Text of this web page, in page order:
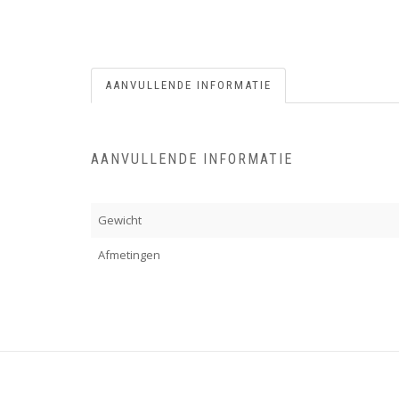
AANVULLENDE INFORMATIE
AANVULLENDE INFORMATIE
Gewicht
Afmetingen